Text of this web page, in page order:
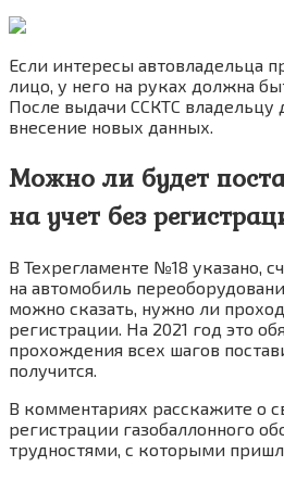
Если интересы автовладельца
лицо, у него на руках должна
После выдачи ССКТС владельцу
внесение новых данных.
Можно ли будет
на учет без
В Техрегламенте №18 указано,
на автомобиль
можно сказать, нужно ли
регистрации. На 2021 год это
прохождения всех шагов
получится.
В комментариях расскажите о
регистрации газобаллонного
трудностями, с которыми